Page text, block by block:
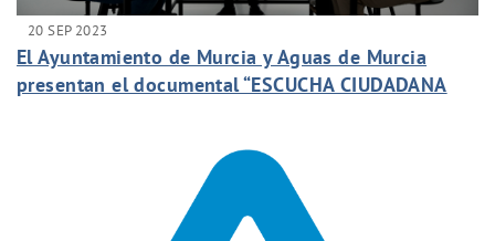
20 SEP 2023
El Ayuntamiento de Murcia y Aguas de Murcia
presentan el documental “ESCUCHA CIUDADANA